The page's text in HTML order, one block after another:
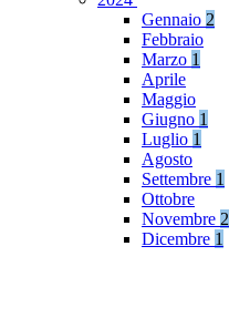
Gennaio 2
Febbraio
Marzo 1
Aprile
Maggio
Giugno 1
Luglio 1
Agosto
Settembre 1
Ottobre
Novembre 2
Dicembre 1